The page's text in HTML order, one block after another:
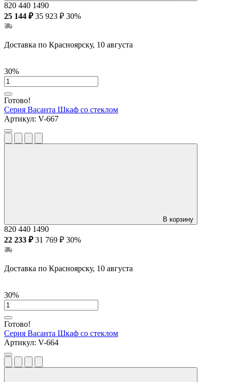
820 440 1490
25 144 ₽ 35 923 ₽ 30%
Доставка по Красноярску, 10 августа
30%
Готово!
Серия Васанта Шкаф со стеклом
Артикул: V-667
В корзину
820 440 1490
22 233 ₽ 31 769 ₽ 30%
Доставка по Красноярску, 10 августа
30%
Готово!
Серия Васанта Шкаф со стеклом
Артикул: V-664